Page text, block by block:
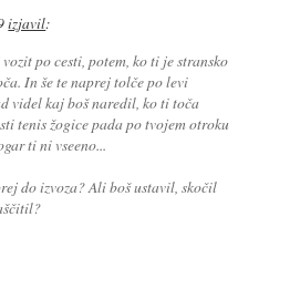
izjavil:
po cesti, potem, ko ti je stransko
In še te naprej tolče po levi
videl kaj boš naredil, ko ti toča
tenis žogice pada po tvojem otroku
ti ni vseeno...
do izvoza? Ali boš ustavil, skočil